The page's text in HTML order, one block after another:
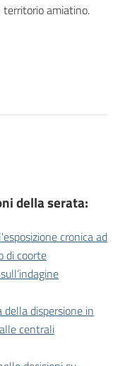
amiatino.
della serata:
cronica ad
di coorte
dispersione in
centrali